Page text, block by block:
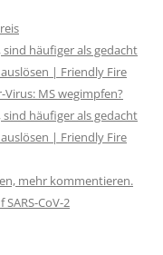
häufiger als gedacht
| Friendly Fire
MS wegimpfen?
häufiger als gedacht
| Friendly Fire
mehr kommentieren.
CoV-2